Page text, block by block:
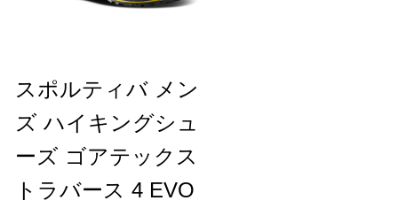
スポルティバ メン
ズ ハイキングシュ
ーズ ゴアテックス
トラバース 4 EVO